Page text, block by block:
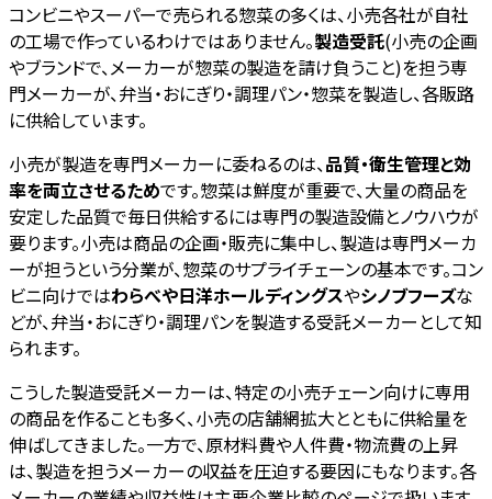
コンビニやスーパーで売られる惣菜の多くは、小売各社が自社
の工場で作っているわけではありません。製造受託(小売の企画
やブランドで、メーカーが惣菜の製造を請け負うこと)を担う専
門メーカーが、弁当・おにぎり・調理パン・惣菜を製造し、各販路
に供給しています。
小売が製造を専門メーカーに委ねるのは、品質・衛生管理と効
率を両立させるためです。惣菜は鮮度が重要で、大量の商品を
安定した品質で毎日供給するには専門の製造設備とノウハウが
要ります。小売は商品の企画・販売に集中し、製造は専門メーカ
ーが担うという分業が、惣菜のサプライチェーンの基本です。コン
ビニ向けではわらべや日洋ホールディングスやシノブフーズな
どが、弁当・おにぎり・調理パンを製造する受託メーカーとして知
られます。
こうした製造受託メーカーは、特定の小売チェーン向けに専用
の商品を作ることも多く、小売の店舗網拡大とともに供給量を
伸ばしてきました。一方で、原材料費や人件費・物流費の上昇
は、製造を担うメーカーの収益を圧迫する要因にもなります。各